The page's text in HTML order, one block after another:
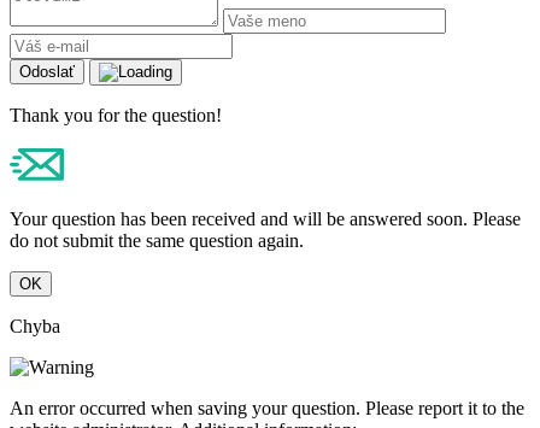
Odoslať
Thank you for the question!
Your question has been received and will be answered soon. Please
do not submit the same question again.
OK
Chyba
An error occurred when saving your question. Please report it to the